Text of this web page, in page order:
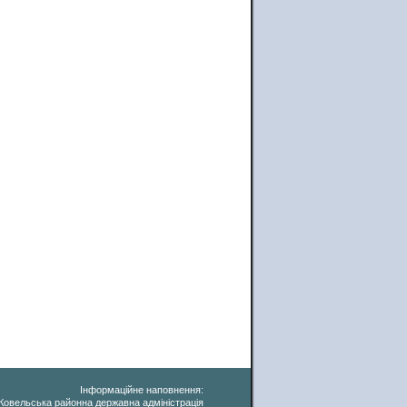
Інформаційне наповнення:
Ковельська районна державна адміністрація